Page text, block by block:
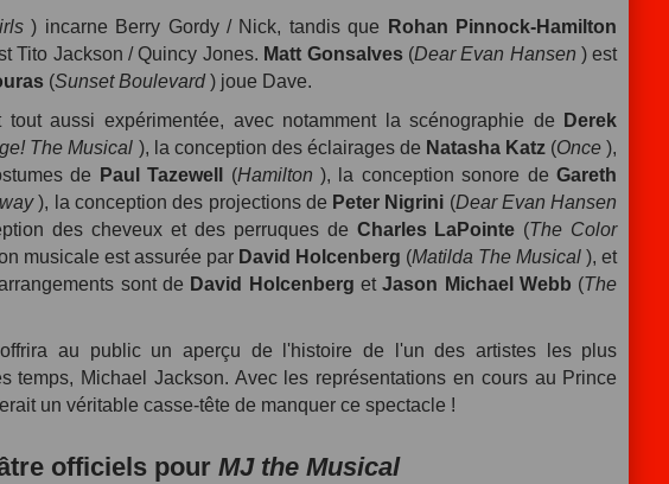
) incarne Berry Gordy / Nick, tandis que
Rohan Pinnock-Hamilton
Tito Jackson / Quincy Jones. Matt Gonsalves(Dear Evan Hansen ) est
(Sunset Boulevard) joue Dave.
tout aussi expérimentée, avec notamment la scénographie de
Derek
The Musical ), la conception des éclairages de Natasha Katz (Once ),
de
Paul Tazewell (Hamilton ), la conception sonore deGareth
), la conception des projections de Peter Nigrini (Dear Evan Hansen
des cheveux et des perruques de Charles LaPointe (The Color
musicale est assurée par David Holcenberg (Matilda The Musical ), et
sont de David Holcenberg etJason Michael Webb (The
offrira au public un aperçu de l'histoire de l'un des artistes les plus
temps, Michael Jackson. Avec les représentations en cours au Prince
un véritable casse-tête de manquer ce spectacle !
officiels pourMJ the Musical